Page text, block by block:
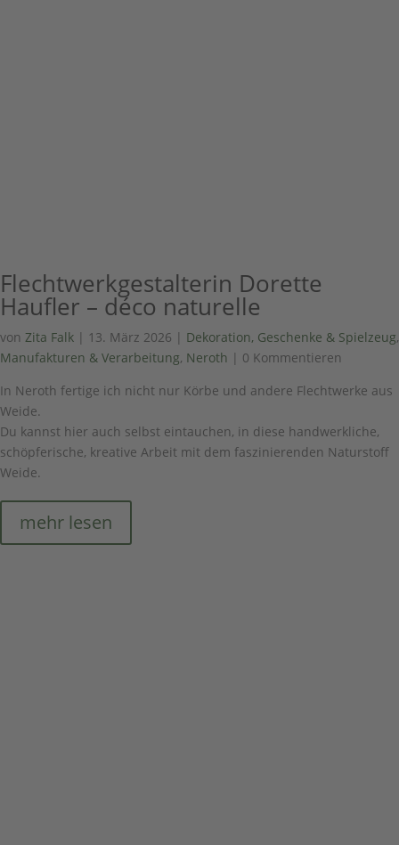
Flechtwerkgestalterin Dorette
Haufler – déco naturelle
von Zita Falk | 13. März 2026 | Dekoration, Geschenke & Spielzeug,
Manufakturen & Verarbeitung, Neroth | 0 Kommentieren
In Neroth fertige ich nicht nur Körbe und andere Flechtwerke aus
Weide.
Du kannst hier auch selbst eintauchen, in diese handwerkliche,
schöpferische, kreative Arbeit mit dem faszinierenden Naturstoff
Weide.
mehr lesen